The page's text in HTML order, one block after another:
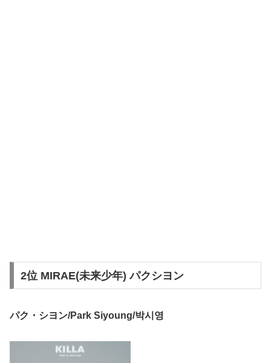
2位 MIRAE(未来少年) パクシヨン
パク・シヨン/Park Siyoung/박시영